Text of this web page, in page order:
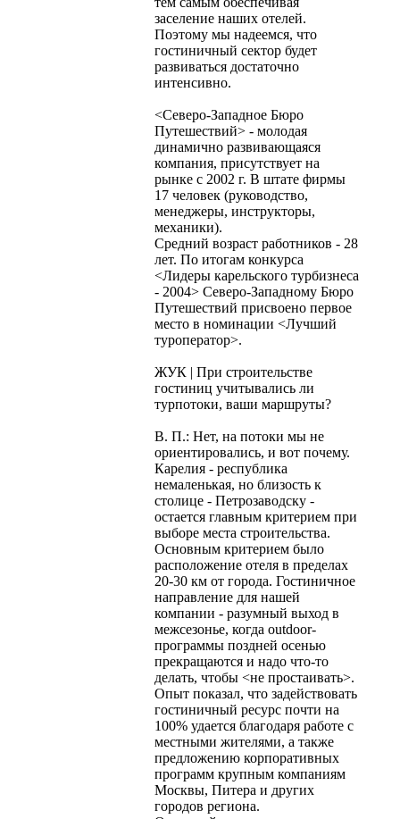
заселение наших отелей.
Поэтому мы надеемся, что
гостиничный сектор будет
развиваться достаточно
интенсивно.
<Северо-Западное Бюро
Путешествий> - молодая
динамично развивающаяся
компания, присутствует на
рынке с 2002 г. В штате фирмы
17 человек (руководство,
менеджеры, инструкторы,
механики).
Средний возраст работников - 28
лет. По итогам конкурса
<Лидеры карельского турбизнеса
- 2004> Северо-Западному Бюро
Путешествий присвоено первое
место в номинации <Лучший
туроператор>.
ЖУК | При строительстве
гостиниц учитывались ли
турпотоки, ваши маршруты?
В. П.: Нет, на потоки мы не
ориентировались, и вот почему.
Карелия - республика
немаленькая, но близость к
столице - Петрозаводску -
остается главным критерием при
выборе места строительства.
Основным критерием было
расположение отеля в пределах
20-30 км от города. Гостиничное
направление для нашей
компании - разумный выход в
межсезонье, когда outdoor-
программы поздней осенью
прекращаются и надо что-то
делать, чтобы <не простаивать>.
Опыт показал, что задействовать
гостиничный ресурс почти на
100% удается благодаря работе с
местными жителями, а также
предложению корпоративных
программ крупным компаниям
Москвы, Питера и других
городов региона.